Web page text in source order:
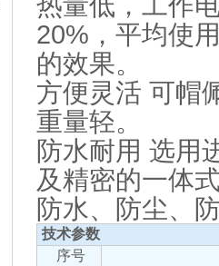
20%，平均使
的效果。
方便灵活 可帽
重量轻。
防水耐用 选用
及精密的一体
防水、防尘、
技术参数
序号